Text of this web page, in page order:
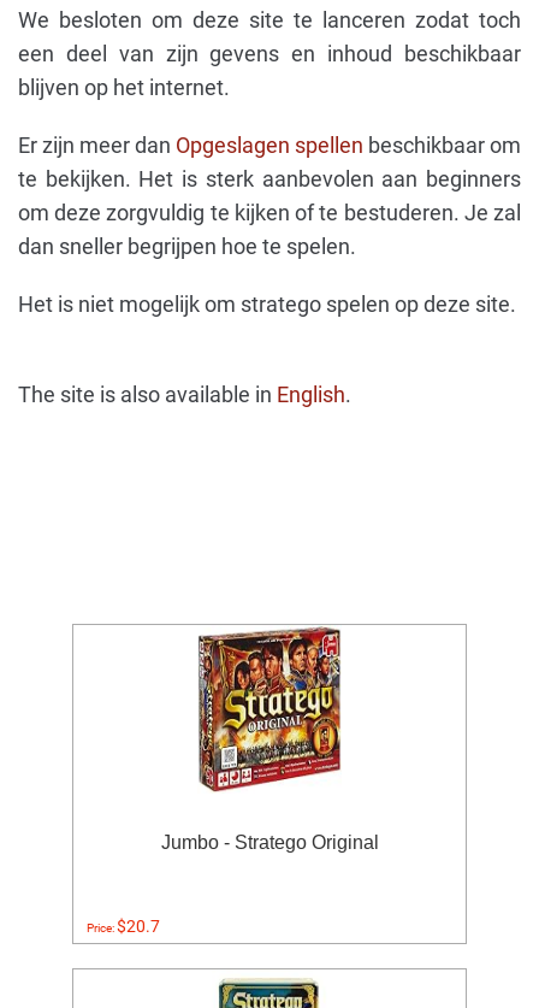
We besloten om deze site te lanceren zodat toch
een deel van zijn gevens en inhoud beschikbaar
blijven op het internet.
Er zijn meer dan Opgeslagen spellen beschikbaar om
te bekijken. Het is sterk aanbevolen aan beginners
om deze zorgvuldig te kijken of te bestuderen. Je zal
dan sneller begrijpen hoe te spelen.
Het is niet mogelijk om stratego spelen op deze site.
The site is also available in English.
Jumbo - Stratego Original
Price:$20.7